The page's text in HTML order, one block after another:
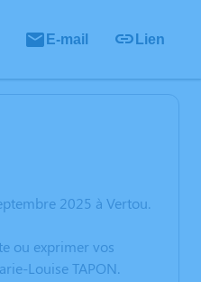
E-mail Lien
2025 à Vertou.
ou exprimer vos
Louise TAPON.